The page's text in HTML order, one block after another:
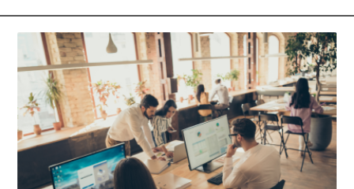
Red Hat OpenShift Service Mesh 1.1을 기반으로 합니다.